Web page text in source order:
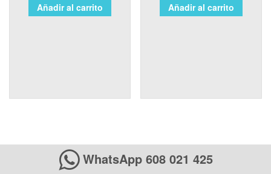
Añadir al carrito Añadir al carrito
WhatsApp 608 021 425